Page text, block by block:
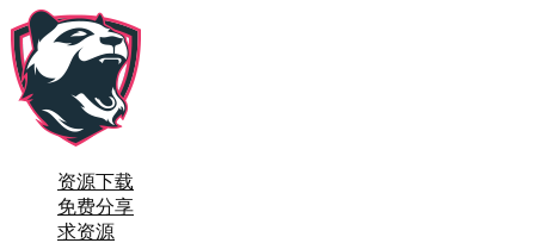
资源下载
免费分享
求资源